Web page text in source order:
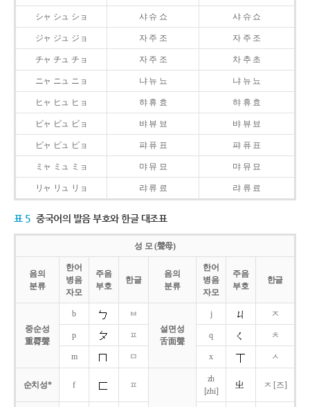
シャ シュ ショ 샤 슈 쇼 샤 슈 쇼
ジャ ジュ ジョ 자 주 조 자 주 조
チャ チュ チョ 자 주 조 차 추 초
ニャ ニュ ニョ 냐 뉴 뇨 냐 뉴 뇨
ヒャ ヒュ ヒョ 햐 휴 효 햐 휴 효
ビャ ビュ ビョ 뱌 뷰 뵤 뱌 뷰 뵤
ピャ ピュ ピョ 퍄 퓨 표 퍄 퓨 표
ミャ ミュ ミョ 먀 뮤 묘 먀 뮤 묘
リャ リュ リョ 랴 류 료 랴 류 료
표 5 중국어의 발음 부호와 한글 대조표
성 모 (聲母)
음의
분류
한어
병음
자모
주음
부호
한글
음의
분류
한어
병음
자모
주음
부호
한글
중순성
重脣聲
b
ㅂ
설면성
舌面聲
j ㅈ
p ㅍ q ㅊ
m ㅁ x ㅅ
순치성* f ㅍ
zh
[zhi]
ㅈ [즈]